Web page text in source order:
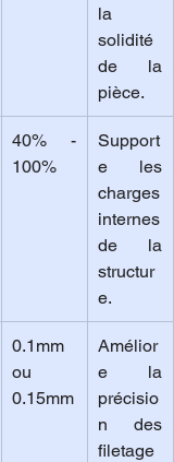
la
solidité
de la
pièce.
40% -
100%
Support
e les
charges
internes
de la
structur
e.
0.1mm
ou
0.15mm
Amélior
e la
précisio
n des
filetage